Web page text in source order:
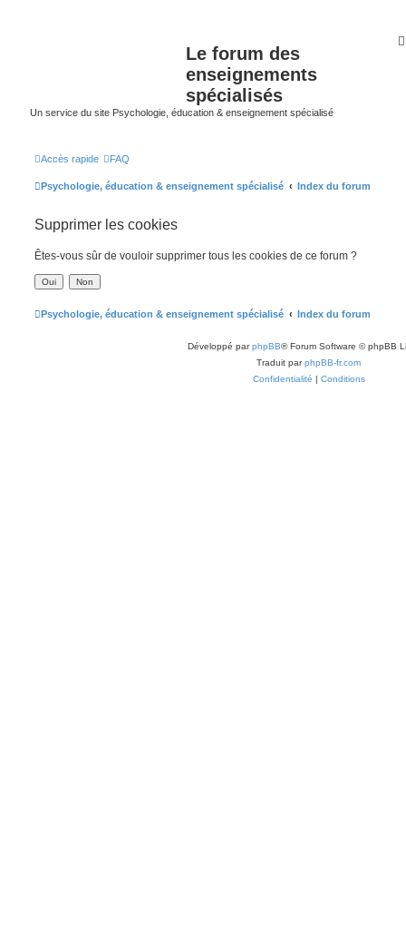
Le forum des
enseignements
spécialisés
Un service du site Psychologie, éducation & enseignement spécialisé
Accès rapide FAQ
Psychologie, éducation & enseignement spécialisé Index du forum
Supprimer les cookies
Êtes-vous sûr de vouloir supprimer tous les cookies de ce forum ?
Psychologie, éducation & enseignement spécialisé Index du forum
Développé parphpBB® Forum Software © phpBB
Traduit parphpBB-fr.com
Confidentialité | Conditions